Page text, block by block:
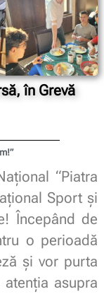
în Grevă
“Piatra
Sport și
Începând de
o perioadă
și vor purta
asupra